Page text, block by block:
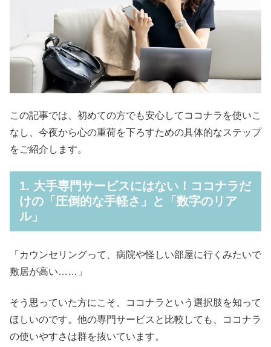
この記事では、初めての方でも安心してココナラを使いこ
なし、今夜から心の重荷を下ろすための具体的なステップ
をご紹介します。
1. 大手専門サービスにはない！ココナラだ
けの「圧倒的な手軽さ」と「数字のリア
ル」
「カウンセリングって、病院や怪しい部屋に行くみたいで
敷居が高い……」
そう思っていた方にこそ、ココナラという選択肢を知って
ほしいのです。他の専門サービスと比較しても、ココナラ
の使いやすさは群を抜いています。